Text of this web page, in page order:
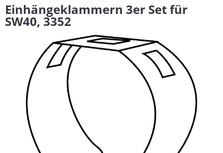
Einhängeklammern 3er Set für
SW40, 3352